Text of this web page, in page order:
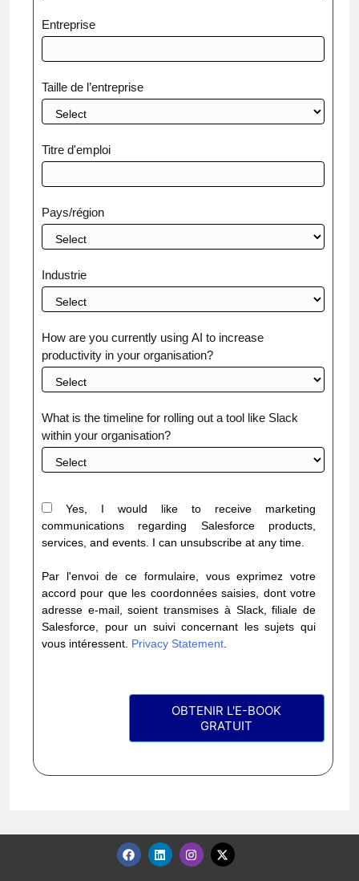
Entreprise
Taille de l’entreprise
Titre d'emploi
Pays/région
Industrie
How are you currently using AI to increase
productivity in your organisation?
What is the timeline for rolling out a tool like Slack
within your organisation?
Yes, I would like to receive marketing
communications regarding Salesforce products,
services, and events. I can unsubscribe at any time.
Par l'envoi de ce formulaire, vous exprimez votre
accord pour que les coordonnées saisies, dont votre
adresse e-mail, soient transmises à Slack, filiale de
Salesforce, pour un suivi concernant les sujets qui
vous intéressent. Privacy Statement.
OBTENIR L'E-BOOK
GRATUIT